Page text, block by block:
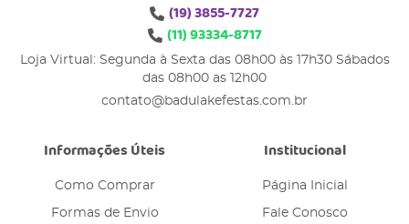
(19)3855-7727
(11)93334-8717
Loja Virtual: Segunda à Sexta das 08h00 às 17h30 Sábados
das 08h00 as 12h00
contato@badulakefestas.com.br
Informações Úteis
Como Comprar
Formas de Envio
Institucional
Página Inicial
Fale Conosco